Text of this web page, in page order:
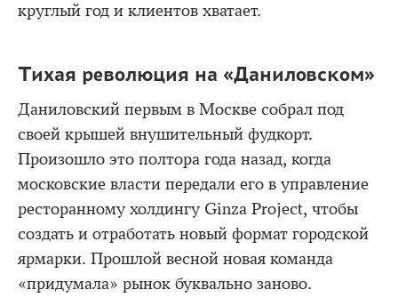
круглый год и клиентов хватает.
Тихая революция на «Даниловском»
Даниловский первым в Москве собрал под
своей крышей внушительный фудкорт.
Произошло это полтора года назад, когда
московские власти передали его в управление
ресторанному холдингу Ginza Project, чтобы
создать и отработать новый формат городской
ярмарки. Прошлой весной новая команда
«придумала» рынок буквально заново.